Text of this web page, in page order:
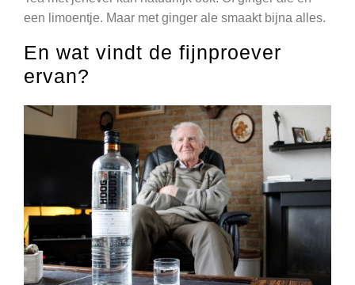
een limoentje. Maar met ginger ale smaakt bijna alles.
En wat vindt de fijnproever
ervan?